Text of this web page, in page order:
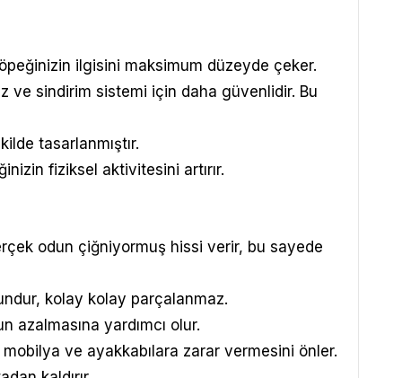
ilgisini maksimum düzeyde çeker.
ve sindirim sistemi için daha güvenlidir. Bu
tasarlanmıştır.
fiziksel aktivitesini artırır.
odun çiğniyormuş hissi verir, bu sayede
kolay kolay parçalanmaz.
azalmasına yardımcı olur.
ve ayakkabılara zarar vermesini önler.